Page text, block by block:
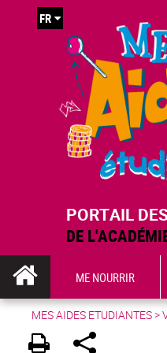
PORTAIL
DE
FR
ME NOURRIR
MES AIDES ETUDIANTES>